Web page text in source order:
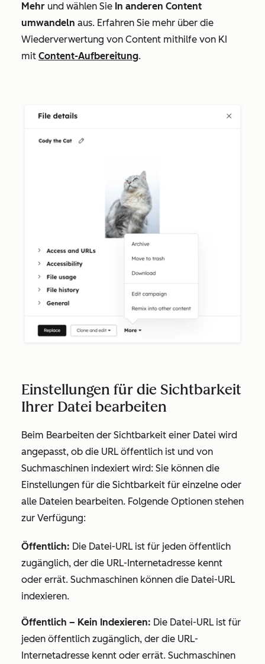
Mehr und wählen Sie In anderen Content
umwandeln aus. Erfahren Sie mehr über die
Wiederverwertung von Content mithilfe von KI
mit Content-Aufbereitung.
Einstellungen für die Sichtbarkeit
Ihrer Datei bearbeiten
Beim Bearbeiten der Sichtbarkeit einer Datei wird
angepasst, ob die URL öffentlich ist und von
Suchmaschinen indexiert wird: Sie können die
Einstellungen für die Sichtbarkeit für einzelne oder
alle Dateien bearbeiten. Folgende Optionen stehen
zur Verfügung:
Öffentlich: Die Datei-URL ist für jeden öffentlich
zugänglich, der die URL-Internetadresse kennt
oder errät. Suchmaschinen können die Datei-URL
indexieren.
Öffentlich – Kein Indexieren: Die Datei-URL ist für
jeden öffentlich zugänglich, der die URL-
Internetadresse kennt oder errät. Suchmaschinen